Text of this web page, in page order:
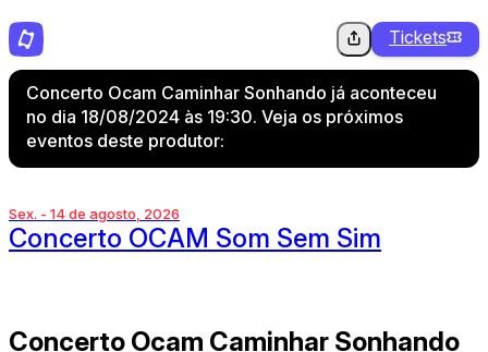
Tickets
Concerto Ocam Caminhar Sonhando já aconteceu
no dia 18/08/2024 às 19:30. Veja os próximos
eventos deste produtor:
Sex. - 14 de agosto, 2026
Concerto OCAM Som Sem Sim
Concerto Ocam Caminhar Sonhando